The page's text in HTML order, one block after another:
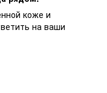
коже и
на ваши